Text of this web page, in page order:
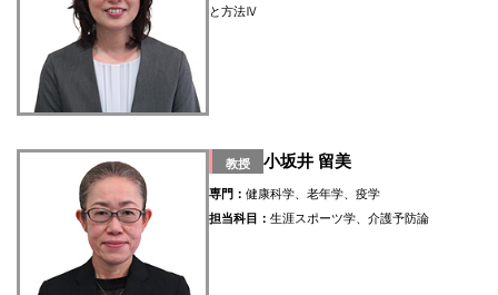
と方法Ⅳ
教授 小坂井 留美
専門：健康科学、老年学、疫学
担当科目：生涯スポーツ学、介護予防論